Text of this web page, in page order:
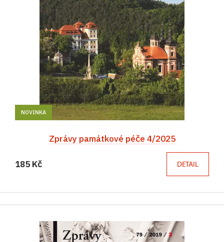
NOVINKA
Zprávy památkové péče 4/2025
185 Kč DETAIL